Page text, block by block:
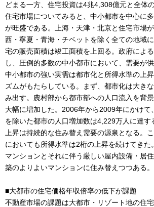
どまる一方、住宅投資は4兆4,308億元と全体
住宅市場についてみると、中小都市を中心に
が旺盛である。上海・天津・北京と住宅市場
西・寧夏・青海・チベットを除く全ての地域
宅の販売面積は竣工面積を上回る。政府によ
し、圧倒的多数の中小都市において、需要が
中小都市の強い実需は都市化と所得水準の上
ズムがもたらしている。まず、都市化は大き
み出す。農村部から都市部への人口流入を背
大幅に増加した。2006年から2009年にかけて
を除いた都市の人口増加数は4,229万人に達す
上昇は持続的な住み替え需要の源泉となる。
においても所得水準は2桁の上昇を続けてきた
マンションとそれに伴う厳しい屋内設備・居
築のよりよいマンションに住み替えつつある。
■大都市の住宅価格年収倍率の低下が課題
不動産市場の課題は大都市・リゾート地の住